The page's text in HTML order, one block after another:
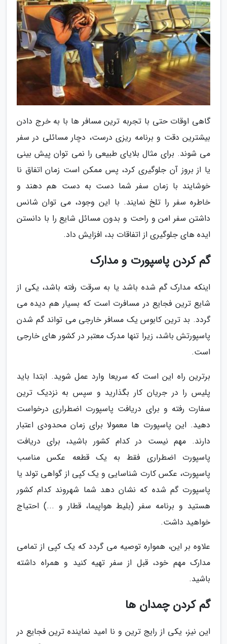
گاهی اوقات حتی با تجربه ترین مسافر ها با به خرج دادن
بیشترین دقت و برنامه ریزی درست، دچار مسائلی در سفر
می شوند. برای مثال بلایای طبیعی را نمی توان پیش بینی
یا از بروز آن جلوگیری کرد، پس ممکن است زمان اتفاق نا
خوشایند با زمان سفر شما دست به دست هم دهند و
خاطره سفر را تلخ نمایند. با این وجود، می توان شانس
داشتن سفر امن و راحت و بدون مسائل شایع را با دانستن
ایده های جلوگیری از اتفاقات بد، افزایش داد.
گم کردن پاسپورت و مدارک
اینکه مدارک گم شده باشد یا به سرقت رفته باشد، یکی از
شایع ترین فجایع در مسافرت است که بسیار هم دیده می
گردد. بد ترین کابوس یک مسافر خارجی می تواند گم شدن
پاسپورتش باشد، زیرا تنها مدرک معتبر در کشور های خارجی
است.
برترین راه این است که سریعا وارد عمل شوید. ابتدا باید
پلیس را در جریان کار بگذارید و سپس به نزدیک ترین
سفارت رفته و برای دریافت پاسپورت اضطراری درخواست
دهید. این پاسپورت ها معمولا برای زمان محدودی اعتبار
دارند. مهم نیست در کدام کشور باشید، برای دریافت
پاسپورت اضطراری فقط به یک قطعه عکس مناسب
پاسپورت، عکس کارت شناسایی و یک کپی از گواهی تولد یا
پاسپورت گم شده که نشان دهد شما شهروند کدام کشور
هستید و برنامه سفر (بلیط هواپیما، قطار و ...) احتیاج
خواهید داشت.
علاوه بر این، همواره توصیه می گردد که یک کپی از تمامی
مدارک مهم خود، قبل از سفر تهیه کنید و همراه داشته
باشید.
گم کردن چمدان ها
این نیز، یکی از رایج ترین و نا امید نماینده ترین فجایع در